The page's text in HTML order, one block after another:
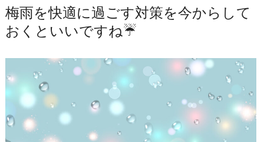
梅雨を快適に過ごす対策を今からして
おくといいですね☔